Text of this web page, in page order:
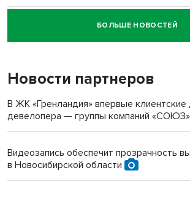
Новосибирский суд наказал водителя за
пенсионерки на вокзале
БОЛЬШЕ НОВОСТЕЙ
Новости партнеров
В ЖК «Гренландия» впервые клиентские
девелопера — группы компаний «СОЮЗ»
Видеозапись обеспечит прозрачность
в Новосибирской области